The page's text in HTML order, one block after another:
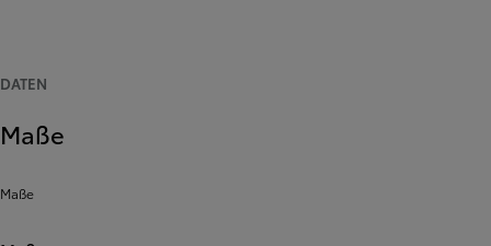
DATEN
Maße
Maße